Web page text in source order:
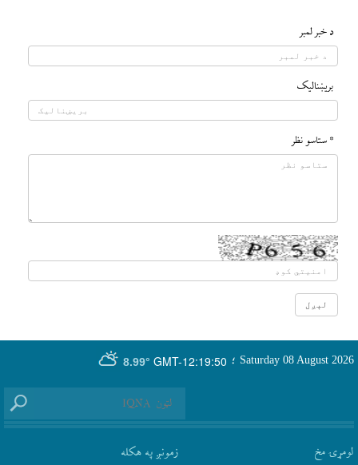
د خبر لمبر
بريښناليک
* ستاسو نظر
GMT-12:19:50
8.99° Saturday 08 August 2026 ؛
لومړۍ مخ زمونږ په هکله